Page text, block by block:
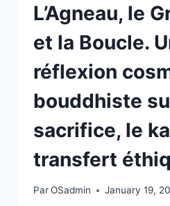
L’Agneau, le
et la Boucle.
réflexion
bouddhiste
sacrifice, le
transfert
ParOSadmin January 19,